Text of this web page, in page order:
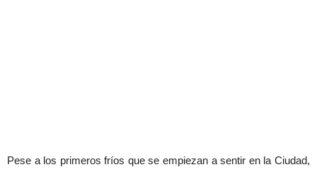
Pese a los primeros fríos que se empiezan a sentir en la Ciudad,